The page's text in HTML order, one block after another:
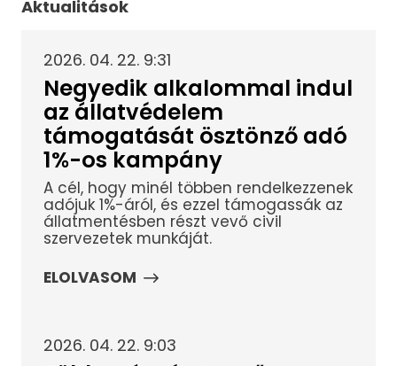
Aktualitások
2026. 04. 22. 9:31
Negyedik alkalommal indul
az állatvédelem
támogatását ösztönző adó
1%-os kampány
A cél, hogy minél többen rendelkezzenek
adójuk 1%-áról, és ezzel támogassák az
állatmentésben részt vevő civil
szervezetek munkáját.
ELOLVASOM
2026. 04. 22. 9:03